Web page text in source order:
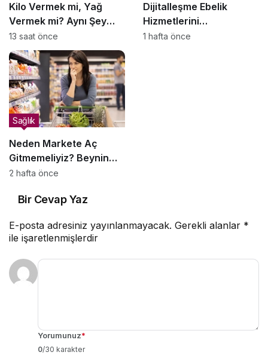
Kilo Vermek mi, Yağ
Vermek mi? Aynı Şey
Sanıyoruz Ama Değil!
13 saat önce
Dijitalleşme Ebelik
Hizmetlerini
Dönüştürüyor
1 hafta önce
Neden Markete Aç
Gitmemeliyiz? Beynin
Satın Alma Psikolojisi
Sağlık
2 hafta önce
Bir Cevap Yaz
E-posta adresiniz yayınlanmayacak. Gerekli alanlar *
ile işaretlenmişlerdir
Yorumunuz*
0/30 karakter